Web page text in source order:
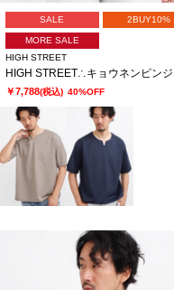
SALE 2BUY10%
MORE SALE
HIGH STREET
￥7,788(税込) 40%OFF